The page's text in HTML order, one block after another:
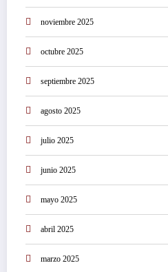
noviembre 2025
octubre 2025
septiembre 2025
agosto 2025
julio 2025
junio 2025
mayo 2025
abril 2025
marzo 2025